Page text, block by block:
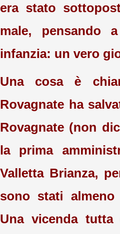
era stato
male, pensando
infanzia: un vero
Una cosa è
Rovagnate ha
Rovagnate (non
la prima
Valletta Brianza,
sono stati
Una vicenda